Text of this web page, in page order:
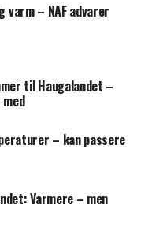
varm – NAF advarer
til Haugalandet –
– kan passere
Varmere – men